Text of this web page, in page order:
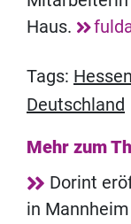
Haus.
Tags: Hessen
Deutschland
Mehr zum
Dorint
in Mannheim